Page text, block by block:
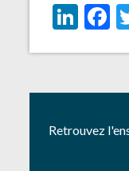
Retrouvez